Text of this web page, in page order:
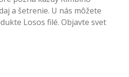
a šetrenie. U nás môžete
Losos filé. Objavte svet